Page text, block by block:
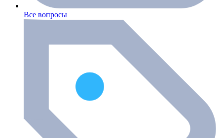
Все вопросы